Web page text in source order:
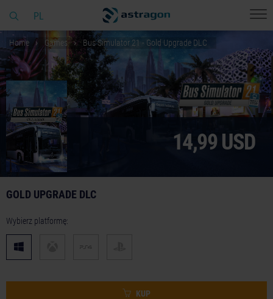
PL
Home Games Bus Simulator 21 - Gold Upgrade DLC
14,99 USD
GOLD UPGRADE DLC
Wybierz platformę:
KUP